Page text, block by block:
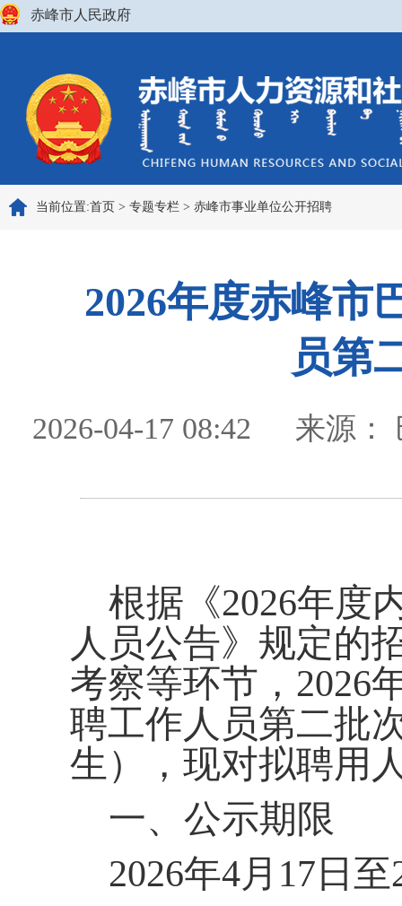
赤峰市人民政府
当前位置:首页 > 专题专栏 > 赤峰市事业单位公开招聘
2026年度赤峰市
员第
2026-04-17 08:42 来源：
根据 《2026年度
人员公告》规定的
考察等环节， 2026
聘工作人员第二批
生）
，现对拟聘用
一、公示期限
2026年4月 17 日至